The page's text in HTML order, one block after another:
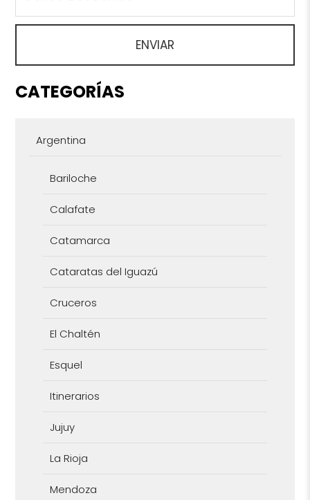
CATEGORÍAS
Argentina
Bariloche
Calafate
Catamarca
Cataratas del Iguazú
Cruceros
El Chaltén
Esquel
Itinerarios
Jujuy
La Rioja
Mendoza